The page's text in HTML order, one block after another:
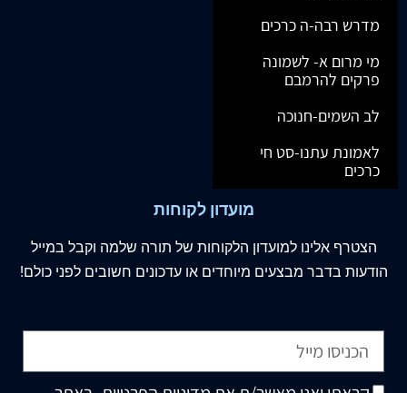
מדרש רבה-ה כרכים
מי מרום א- לשמונה
פרקים להרמבם
לב השמים-חנוכה
לאמונת עתנו-סט חי
כרכים
מועדון לקוחות
הצטרף אלינו למועדון הלקוחות של תורה שלמה וקבל במייל
הודעות בדבר מבצעים מיוחדים או עדכונים חשובים לפני כולם!